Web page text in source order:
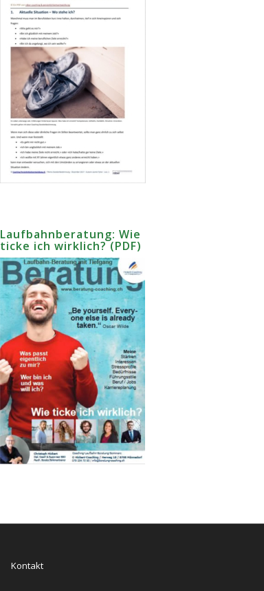
Laufbahnberatung: Wie
ticke ich wirklich? (PDF)
Kontakt